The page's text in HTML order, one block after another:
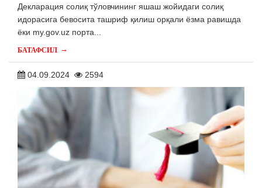
Декларация солиқ тўловчининг яшаш жойидаги солиқ
идорасига бевосита ташриф қилиш орқали ёзма равишда
ёки my.gov.uz порта...
БАТАФСИЛ →
04.09.2024 2594